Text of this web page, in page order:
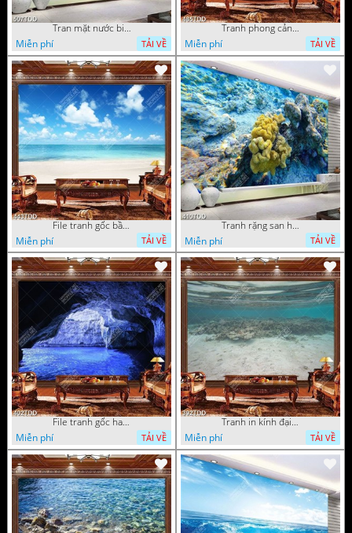
Tran mặt nước biển chất lượng cao
Miễn phí
TẢI VỀ
Tranh phong cảnh hàng dừa trên biển
Miễn phí
TẢI VỀ
File tranh gốc bầu trời và đại dương xanh
Miễn phí
TẢI VỀ
Tranh rặng san hô dưới đại dương
Miễn phí
TẢI VỀ
File tranh gốc hang động đẹp
Miễn phí
TẢI VỀ
Tranh in kính đại dương chất lượng cao
Miễn phí
TẢI VỀ